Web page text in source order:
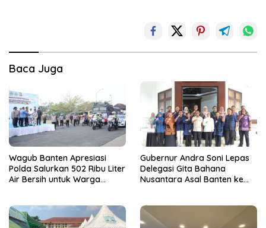
Baca Juga
Wagub Banten Apresiasi
Polda Salurkan 502 Ribu Liter
Air Bersih untuk Warga
Gubernur Andra Soni Lepas
Delegasi Gita Bahana
Nusantara Asal Banten ke